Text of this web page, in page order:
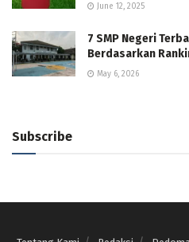
June 12, 2025
7 SMP Negeri
Berdasarkan
May 6, 2026
Subscribe